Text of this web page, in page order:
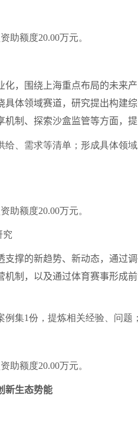
助额度20.00万元。
围绕上海重点布局的未来
体领域赛道，研究提出构建
制、探索沙盒监管等方面，
给、需求等清单；形成具体领
助额度20.00万元。
究
的新趋势、新动态，通过
制，以及通过体育赛事形成
例集1份，提炼相关经验、问题
助额度20.00万元。
新生态势能